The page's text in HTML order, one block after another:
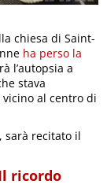
chiesa di Saint-
ha perso la
l’autopsia a
stava
al centro di
sarà recitato il
ricordo